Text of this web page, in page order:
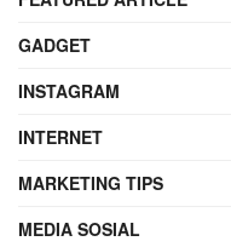
GADGET
INSTAGRAM
INTERNET
MARKETING TIPS
MEDIA SOSIAL